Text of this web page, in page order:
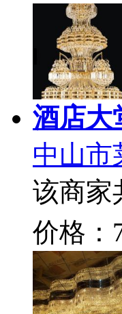
酒店大
中山市
该商家
价格：